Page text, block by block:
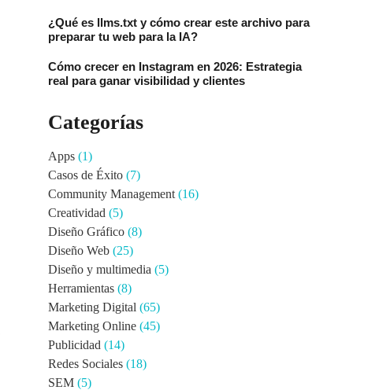
¿Qué es llms.txt y cómo crear este archivo para
preparar tu web para la IA?
Cómo crecer en Instagram en 2026: Estrategia
real para ganar visibilidad y clientes
Categorías
Apps (1)
Casos de Éxito (7)
Community Management (16)
Creatividad (5)
Diseño Gráfico (8)
Diseño Web (25)
Diseño y multimedia (5)
Herramientas (8)
Marketing Digital (65)
Marketing Online (45)
Publicidad (14)
Redes Sociales (18)
SEM (5)